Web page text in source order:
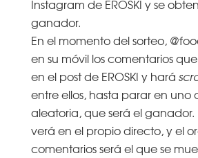
Instagram de EROSKI y se
ganador.
En el momento del sorteo,
en su móvil los comentarios
en el post de EROSKI y hará
entre ellos, hasta parar en uno
aleatoria, que será el ganador.
verá en el propio directo, y el
comentarios será el que se